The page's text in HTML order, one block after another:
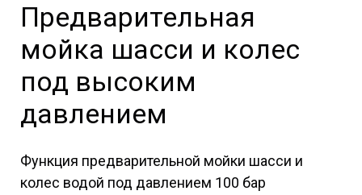
Предварительная
мойка шасси и колес
под высоким
давлением
Функция предварительной мойки шасси и
колес водой под давлением 100 бар